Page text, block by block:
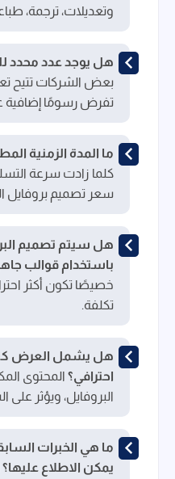
وتعديلات، ترجمة،
هل يوجد عدد محدد
بعض الشركات تتيح
تفرض رسومًا إضافية
ما المدة الزمنية
كلما زادت سرعة
سعر تصميم بروفايل
هل سيتم تصميم
باستخدام قوالب
خصيصًا تكون أكثر
تكلفة.
هل يشمل العرض
احترافي؟ المحتوى
البروفايل، ويؤثر على
ما هي الخبرات
يمكن الاطلاع عليها؟